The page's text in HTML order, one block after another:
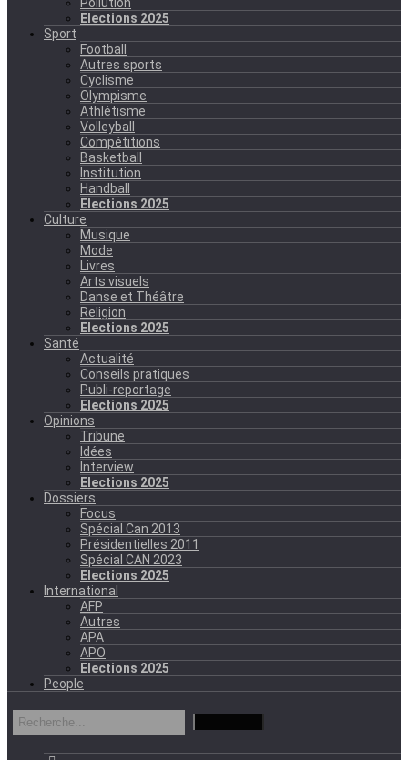
Elections 2025
Sport
Football
Autres sports
Cyclisme
Olympisme
Athlétisme
Volleyball
Compétitions
Basketball
Institution
Handball
Elections 2025
Culture
Musique
Mode
Livres
Arts visuels
Danse et Théâtre
Religion
Elections 2025
Santé
Actualité
Conseils pratiques
Publi-reportage
Elections 2025
Opinions
Tribune
Idées
Interview
Elections 2025
Dossiers
Focus
Spécial Can 2013
Présidentielles 2011
Spécial CAN 2023
Elections 2025
International
AFP
Autres
APA
APO
Elections 2025
People